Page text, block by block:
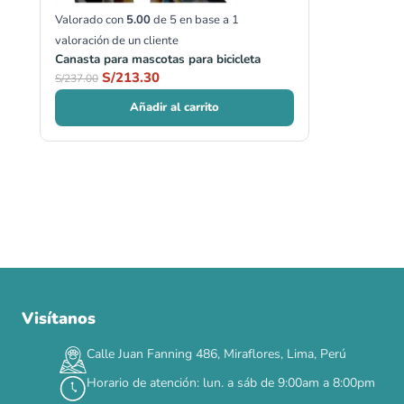
Valorado con 5.00de 5 en base a 1
valoración de un cliente
Canasta para mascotas para bicicleta
S/237.00 S/213.30
Añadir al carrito
Visítanos
Calle Juan Fanning 486, Miraflores, Lima, Perú
Horario de atención: lun. a sáb de 9:00am a 8:00pm